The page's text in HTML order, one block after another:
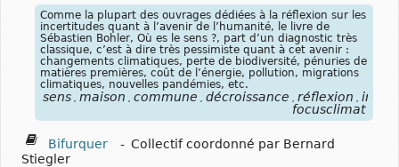
Comme la plupart des ouvrages dédiées à la réflexion sur les
incertitudes quant à l’avenir de l’humanité, le livre de
Sébastien Bohler, Où es le sens ?, part d’un diagnostic très
classique, c’est à dire très pessimiste quant à cet avenir :
changements climatiques, perte de biodiversité, pénuries de
matières premières, coût de l’énergie, pollution, migrations
climatiques, nouvelles pandémies, etc.
sens maison commune décroissance réflexion
focusclimat
Bifurquer - Collectif coordonné par Bernard
Stiegler